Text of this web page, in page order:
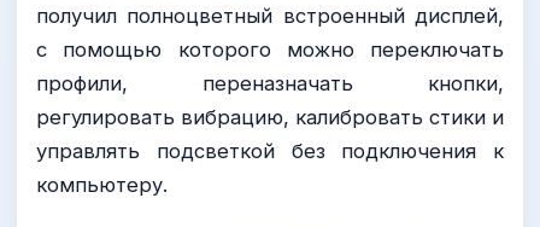
получил полноцветный встроенный дисплей,
с помощью которого можно переключать
профили, переназначать кнопки,
регулировать вибрацию, калибровать стики и
управлять подсветкой без подключения к
компьютеру.